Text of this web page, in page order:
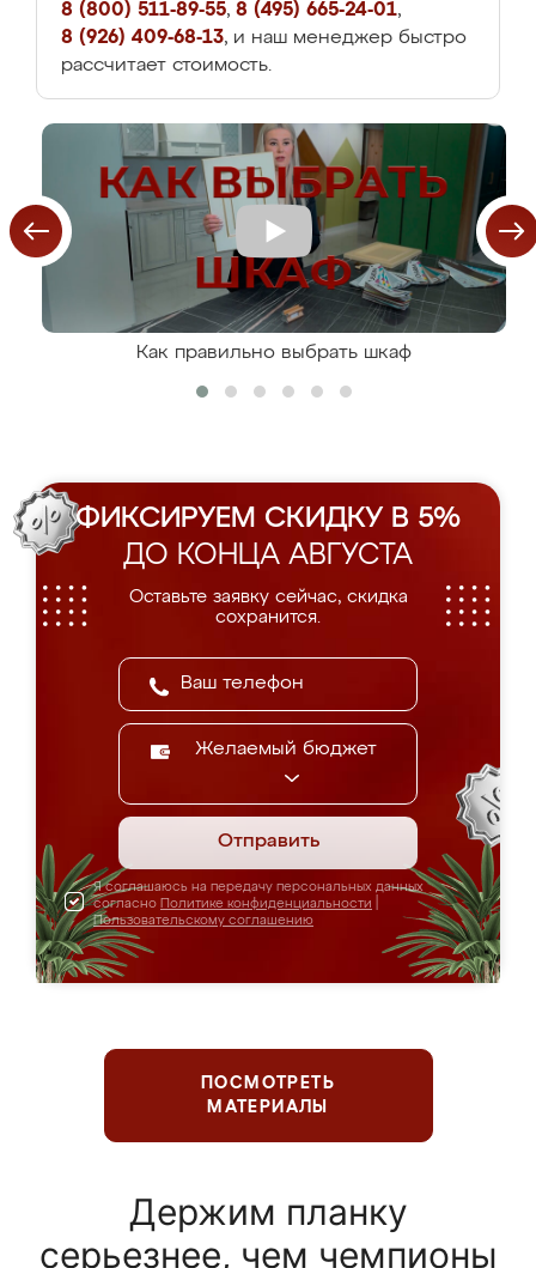
8 (800) 511-89-55, 8 (495) 665-24-01,
8 (926) 409-68-13, и наш менеджер быстро
рассчитает стоимость.
Как правильно выбрать шкаф
ФИКСИРУЕМ СКИДКУ В 5%
ДО КОНЦА АВГУСТА
Оставьте заявку сейчас, скидка
сохранится.
Желаемый бюджет
Отправить
Я соглашаюсь на передачу персональных данных
согласно Политике конфиденциальности
Пользовательскому соглашению
ПОСМОТРЕТЬ
МАТЕРИАЛЫ
Держим планку
серьезнее, чем чемпионы